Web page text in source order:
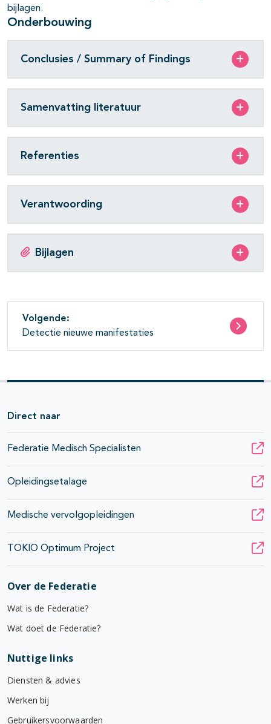
bijlagen.
Onderbouwing
Conclusies / Summary of Findings
Samenvatting literatuur
Referenties
Verantwoording
Bijlagen
Volgende:
Detectie nieuwe manifestaties
Direct naar
Federatie Medisch Specialisten
Opleidingsetalage
Medische vervolgopleidingen
TOKIO Optimum Project
Over de Federatie
Wat is de Federatie?
Wat doet de Federatie?
Nuttige links
Diensten & advies
Werken bij
Gebruikersvoorwaarden